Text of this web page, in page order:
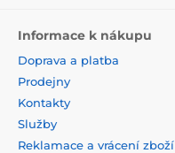
Informace k nákupu
Doprava a platba
Prodejny
Kontakty
Služby
Reklamace a vrácení zboží